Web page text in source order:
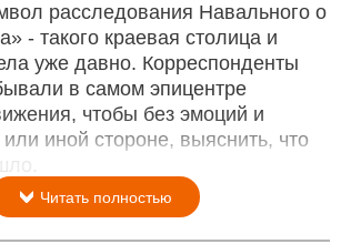
расследования Навального о
- такого краевая столица и
уже давно. Корреспонденты
в самом эпицентре
чтобы без эмоций и
иной стороне, выяснить, что
Читать полностью